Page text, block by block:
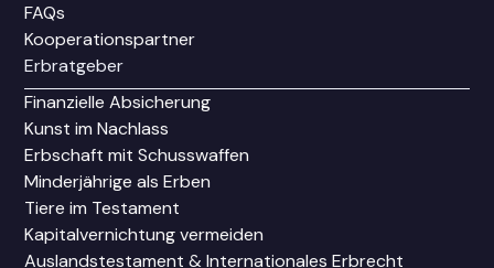
FAQs
Kooperationspartner
Erbratgeber
Finanzielle Absicherung
Kunst im Nachlass
Erbschaft mit Schusswaffen
Minderjährige als Erben
Tiere im Testament
Kapitalvernichtung vermeiden
Auslandstestament & Internationales Erbrecht